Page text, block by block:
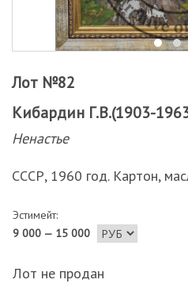
Лот №82
Кибардин Г.В.(1903-
Ненастье
СССР, 1960 год. Картон,
Эстимейт:
9 000 — 15 000
Лот не продан